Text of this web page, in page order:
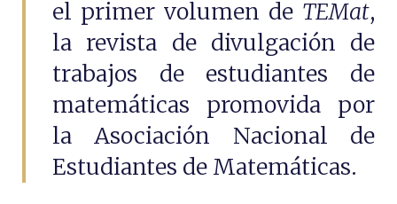
el primer volumen de TEMat,
la revista de divulgación de
trabajos de estudiantes de
matemáticas promovida por
la Asociación Nacional de
Estudiantes de Matemáticas.